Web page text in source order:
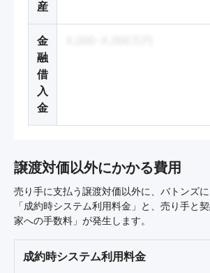
産
金
融
借
入
金
譲渡対価以外にかかる費用
売り手に支払う譲渡対価以外に、バトンズ
「成約時システム利用料金」と、売り手と
家への手数料」が発生します。
成約時システム利用料金